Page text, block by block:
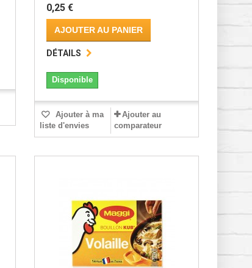
0,25 €
AJOUTER AU PANIER
DÉTAILS
Disponible
Ajouter à ma
liste d'envies
Ajouter au
comparateur